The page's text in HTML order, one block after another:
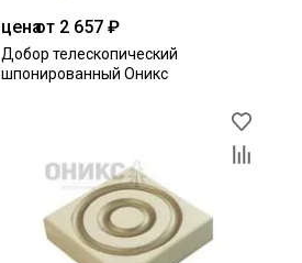
ценаот 2 657 ₽
Добор телескопический
шпонированный Оникс